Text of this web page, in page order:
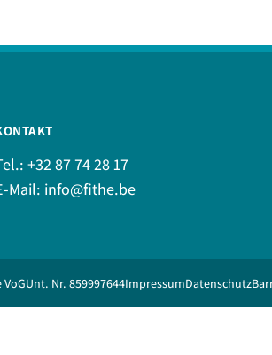
+32 87 74 28 17
Mail: info@fithe.be
VoGUnt. Nr. 859997644ImpressumDatenschutz